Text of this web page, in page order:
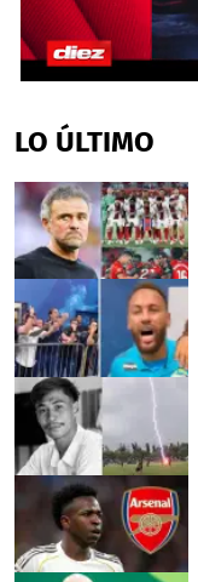
of
1
46
seconds
LO ÚLTIMO